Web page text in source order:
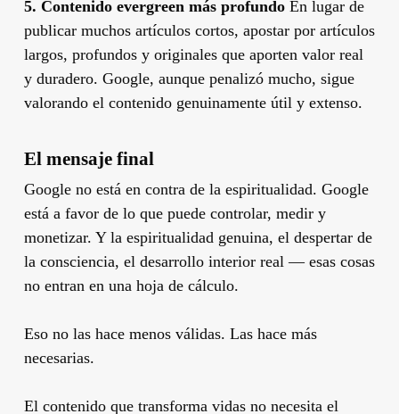
5. Contenido evergreen más profundoEn lugar de
publicar muchos artículos cortos, apostar por artículos
largos, profundos y originales que aporten valor real
y duradero. Google, aunque penalizó mucho, sigue
valorando el contenido genuinamente útil y extenso.
El mensaje final
Google no está en contra de la espiritualidad. Google
está a favor de lo que puede controlar, medir y
monetizar. Y la espiritualidad genuina, el despertar de
la consciencia, el desarrollo interior real — esas cosas
no entran en una hoja de cálculo.
Eso no las hace menos válidas. Las hace más
necesarias.
El contenido que transforma vidas no necesita el